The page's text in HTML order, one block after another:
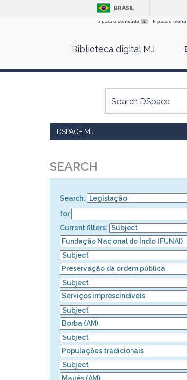
BRASIL
Ir para o conteúdo 1 Ir para o menu
Biblioteca digital MJ
DSPACE MJ
SEARCH
Search:
for
Current filters: